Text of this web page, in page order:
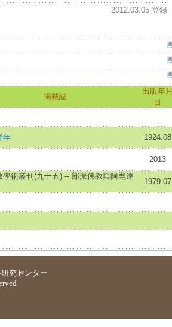
2012.03.05 登録
掲載誌
出版年月
日
年 1924.08
2013
學術叢刊(九十五) -- 部派佛教與阿毘達
1979.07
究センター